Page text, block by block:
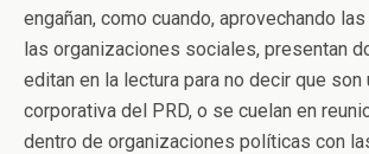
engañan, como cuando, aprovechando
las organizaciones sociales, presentan
editan en la lectura para no decir que son
corporativa del PRD, o se cuelan en
dentro de organizaciones políticas con